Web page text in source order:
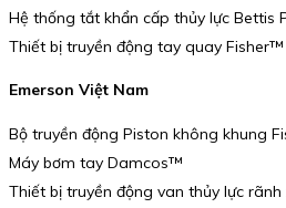
Hệ thống tắt khẩn cấp thủy lực Bettis
Thiết bị truyền động tay quay
Emerson Việt Nam
Bộ truyền động Piston không khung
Máy bơm tay Damcos™
Thiết bị truyền động van thủy lực rãnh